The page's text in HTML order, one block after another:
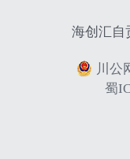
海创汇
川公
蜀